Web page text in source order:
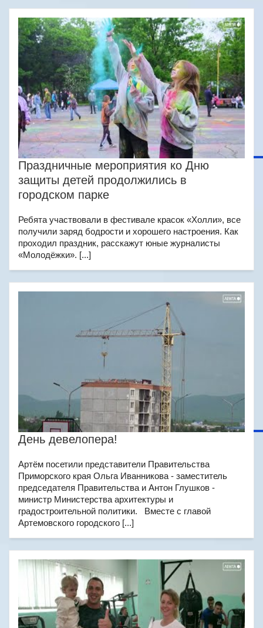
Праздничные мероприятия ко Дню
защиты детей продолжились в
городском парке
Ребята участвовали в фестивале красок «Холли», все
получили заряд бодрости и хорошего настроения. Как
проходил праздник, расскажут юные журналисты
«Молодёжки». [...]
День девелопера!
Артём посетили представители Правительства
Приморского края Ольга Иванникова - заместитель
председателя Правительства и Антон Глушков -
министр Министерства архитектуры и
градостроительной политики. Вместе с главой
Артемовского городского [...]